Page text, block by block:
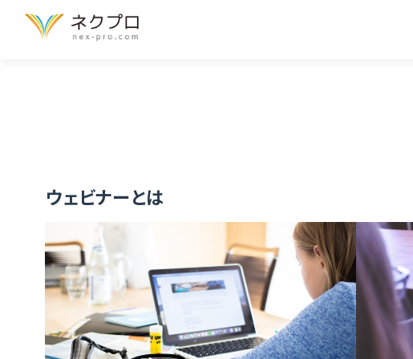
Home ブログ
ウェビナーとは